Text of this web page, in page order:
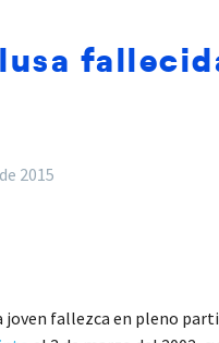
2015
fallezca en pleno